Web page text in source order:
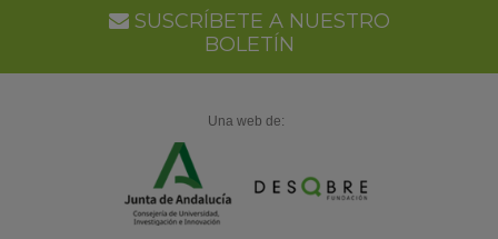
SUSCRÍBETE A NUESTRO
BOLETÍN
Una web de: